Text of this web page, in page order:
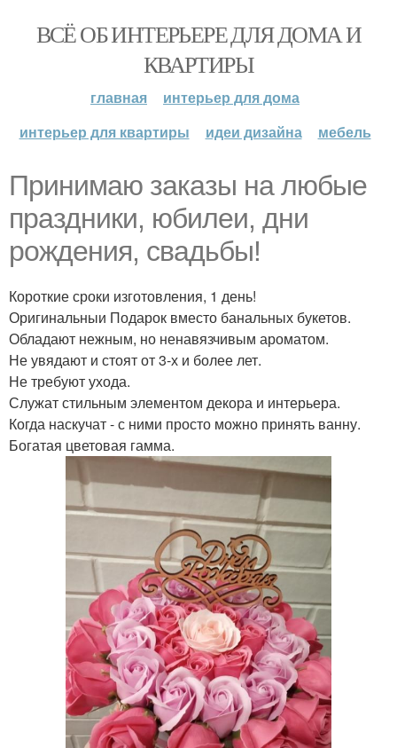
ВСЁ ОБ ИНТЕРЬЕРЕ ДЛЯ ДОМА И
КВАРТИРЫ
главная
интерьер для дома
интерьер для квартиры
идеи дизайна мебель
Принимаю заказы на любые
праздники, юбилеи, дни
рождения, свадьбы!
Короткие сроки изготовления, 1 день!
Оригинальныи Подарок вместо банальных букетов.
Обладают нежным, но ненавязчивым ароматом.
Не увядают и стоят от 3-х и более лет.
Не требуют ухода.
Служат стильным элементом декора и интерьера.
Когда наскучат - с ними просто можно принять ванну.
Богатая цветовая гамма.